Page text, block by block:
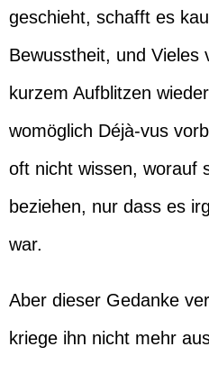
geschieht, schafft es
Bewusstheit, und Vieles
kurzem Aufblitzen
womöglich Déjà-vus
oft nicht wissen, worauf
beziehen, nur dass es
war.
Aber dieser Gedanke
kriege ihn nicht mehr